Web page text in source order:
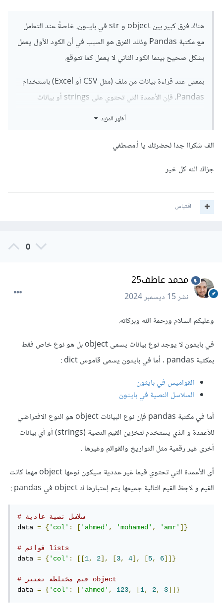
هناك فرق كبير بين object و str في بايثون، خاصةً عند التعامل
مع مكتبة Pandas وذلك الفرق هو السبب في أن الكود الأول يعمل
بشكل صحيح بينما الكود الثاني لا يعمل كما تتوقع.
بمعنى عند قراءة بيانات من ملف (مثل CSV أو Excel) باستخدام
Pandas، فإن الأعمدة التي تحتوي على strings أو بيانات
ولكن نوع البيانات Object له نطاق أوسع بكثير. فهو لا يشمل فقط
النصوص، بل يمكن أن يشمل أيضًا أي بيانات أخرى لا تفهمها
النصوص، والأهم ليس كل عمود من نوع object هو بالضرورة
بعد Pandas 1.0، أصبح هناك نوع بيانات مخصص للتعامل مع
نصية، في الواقع، يمكن أن تكون جميعها أرقامًا، أو مزيجًا من
النصوص والأعداد الصحيحة والأعداد العشرية.
إذن مع وجود ذلك التباين، فلا تستطيع إجراء أي عملية نصية على
العمود مباشرة.
الحروف (نص)، بالتالي في حال
data_train[columns].dtypes == str، فإنك تسأل
يحدث عند قراءة البيانات من ملف.
بينما الشرط if data_train[columns].dtypes == object
البيانات التي يحتويها.
لذا، بإمكانك استخراج ومعالجة النصوص فقط داخل الأعمدة عن
أظهر المزيد
الف شكراا جدا لحضرتك يا أ.مصطفي
جزاك الله كل خير
اقتباس
0
محمد عاطف25
نشر15 ديسمبر 2024
وعليكم السلام ورحمة الله وبركاته.
في بايثون لا يوجد نوع بيانات يسمى object بل هو نوع خاص فقط
بمكتبة pandas . أما في بايثون يسمى قاموس dict
القواميس في بايثون
السلاسل النصية في بايثون
أما في مكتبة pandas فإن
نوع البيانات object هو النوع الافتراضي
للأعمدة و الذي يستخدم لتخزين القيم النصية (strings) أو أي بيانات
أخرى غير رقمية مثل التواريخ والقوائم وغيرها .
أى الأعمدة التي تحتوي قيما غير عددية سيكون نوعها object مهما كانت
القيم و لاجظ القيم التالية جميعها يتم إعتبارها ك object في pandas
# سلاسل نصية عادية
data = {'col': ['ahmed', 'mohamed', 'amr']}
# قوائم lists
data = {'col': [[1, 2], [3, 4], [5, 6]]}
# قيم مختلطة تعتبر object
data = {'col': ['ahmed', 123, [1, 2, 3]]}